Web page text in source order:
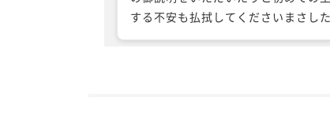
する不安も払拭してくださいまさし
がとうございました。